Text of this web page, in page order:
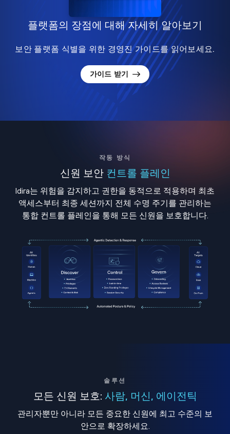
플랫폼의 장점에 대해 자세히 알아보기
보안 플랫폼 식별을 위한 경영진 가이드를 읽어보세요.
가이드 받기
작동 방식
신원 보안 컨트롤 플레인
Idira는 위험을 감지하고 권한을 동적으로 적용하며 최초
액세스부터 최종 세션까지 전체 수명 주기를 관리하는
통합 컨트롤 플레인을 통해 모든 신원을 보호합니다.
솔루션
모든 신원 보호: 사람, 머신, 에이전틱
관리자뿐만 아니라 모든 중요한 신원에 최고 수준의 보
안으로 확장하세요.